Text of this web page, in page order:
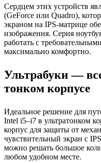
Сердцем этих устройств
(GeForce или Quadro),
экраном на IPS-матрице
изображения. Серия
работать с
максимально комфортно.
Ультрабуки —
тонком корпусе
Идеальное решение для
Intel i5–i7 в ультратонком
корпус для защиты от
чувствительный экран с
можно решать большое
любом удобном месте.